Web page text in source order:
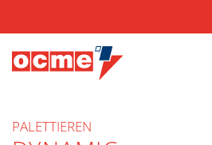
PALETTIEREN